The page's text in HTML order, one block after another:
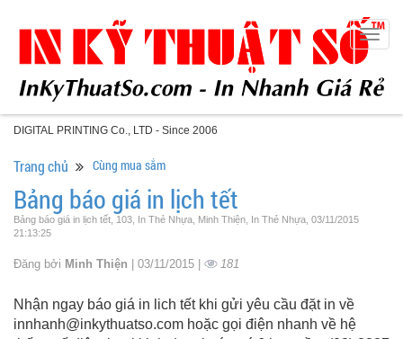
DIGITAL PRINTING Co., LTD - Since 2006
Trang chủ Cùng mua sắm
Bảng báo giá in lịch tết
Bảng báo giá in lịch tết, 103, In Thẻ Nhựa, Minh Thiện, In Thẻ Nhựa, 03/11/2015
21:13:25
Đăng bởi Minh Thiện | 03/11/2015 | 181
Nhận ngay báo giá in lich tết khi gửi yêu cầu đặt in về
innhanh@inkythuatso.com hoặc gọi điện nhanh về hệ